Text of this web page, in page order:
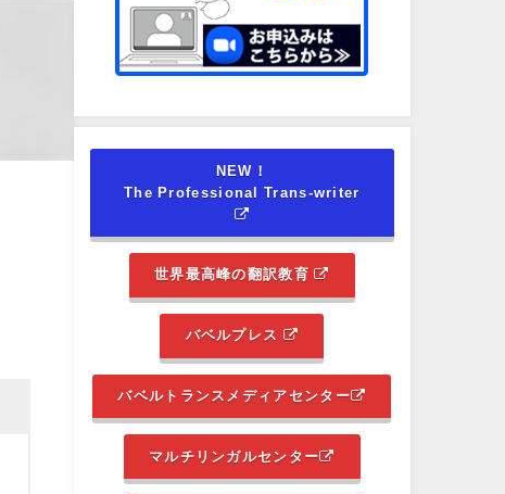
NEW！
The Professional Trans-writer
世界最高峰の翻訳教育
バベルプレス
バベルトランスメディアセンター
マルチリンガルセンター